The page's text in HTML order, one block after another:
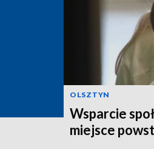
OLSZTYN
Wsparcie
miejsce